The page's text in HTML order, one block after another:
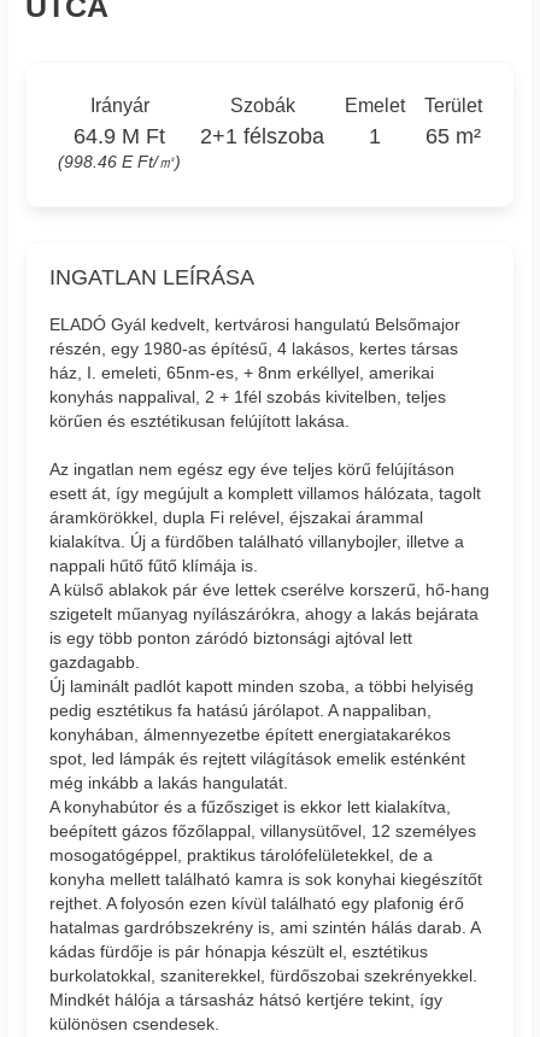
Irányár
64.9 M Ft
(998.46 E Ft/㎡)
Szobák
2+1 félszoba
Emelet
1
Terület
65 m²
INGATLAN LEÍRÁSA
ELADÓ Gyál kedvelt, kertvárosi hangulatú Belsőmajor
részén, egy 1980-as építésű, 4 lakásos, kertes társas
ház, I. emeleti, 65nm-es, + 8nm erkéllyel, amerikai
konyhás nappalival, 2 + 1fél szobás kivitelben, teljes
körűen és esztétikusan felújított lakása.
Az ingatlan nem egész egy éve teljes körű felújításon
esett át, így megújult a komplett villamos hálózata, tagolt
áramkörökkel, dupla Fi relével, éjszakai árammal
kialakítva. Új a fürdőben található villanybojler, illetve a
nappali hűtő fűtő klímája is.
A külső ablakok pár éve lettek cserélve korszerű, hő-hang
szigetelt műanyag nyílászárókra, ahogy a lakás bejárata
is egy több ponton záródó biztonsági ajtóval lett
gazdagabb.
Új laminált padlót kapott minden szoba, a többi helyiség
pedig esztétikus fa hatású járólapot. A nappaliban,
konyhában, álmennyezetbe épített energiatakarékos
spot, led lámpák és rejtett világítások emelik esténként
még inkább a lakás hangulatát.
A konyhabútor és a fűzősziget is ekkor lett kialakítva,
beépített gázos főzőlappal, villanysütővel, 12 személyes
mosogatógéppel, praktikus tárolófelületekkel, de a
konyha mellett található kamra is sok konyhai kiegészítőt
rejthet. A folyosón ezen kívül található egy plafonig érő
hatalmas gardróbszekrény is, ami szintén hálás darab. A
kádas fürdője is pár hónapja készült el, esztétikus
burkolatokkal, szaniterekkel, fürdőszobai szekrényekkel.
Mindkét hálója a társasház hátsó kertjére tekint, így
különösen csendesek.